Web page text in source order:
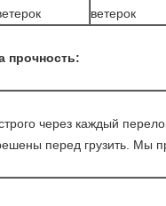
ветерок
прочность:
через каждый
перед грузить. Мы